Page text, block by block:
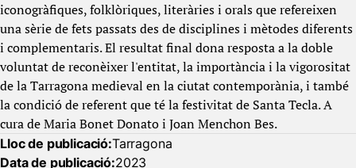
iconogràfiques, folklòriques, literàries i orals que refereixen
una sèrie de fets passats des de disciplines i mètodes diferents
i complementaris. El resultat final dona resposta a la doble
voluntat de reconèixer l'entitat, la importància i la vigorositat
de la Tarragona medieval en la ciutat contemporània, i també
la condició de referent que té la festivitat de Santa Tecla. A
cura de Maria Bonet Donato i Joan Menchon Bes.
Lloc de publicació:Tarragona
Data de publicació:2023